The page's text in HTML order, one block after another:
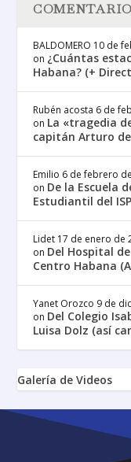
BALDOMERO 10 de
on ¿Cuántas
Habana? (+
Rubén acosta 6 de
on La «tragedia
capitán Arturo
Emilio 6 de febrero
on De la Escuela
Estudiantil del
Lidet 17 de enero de
on Del Hospital
Centro Habana
Yanet Orozco 9 de
on Del Colegio
Luisa Dolz (así
Galería de Videos